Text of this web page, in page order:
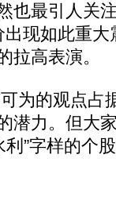
也最引人关
现如此重
拉高表演。
的观点占
潜力。但大
”字样的个